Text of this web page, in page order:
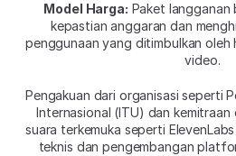
Model Harga: Paket langganan
kepastian anggaran dan
penggunaan yang ditimbulkan
video.
Pengakuan dari organisasi seperti
Internasional (ITU) dan kemitraan
suara terkemuka seperti
teknis dan pengembangan